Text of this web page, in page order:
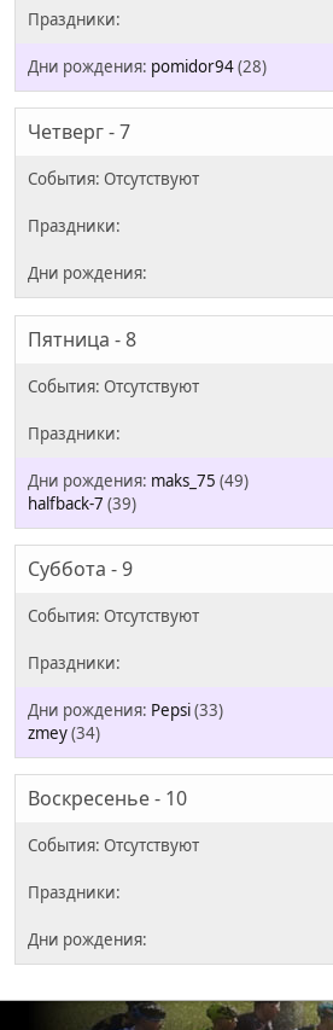
pomidor94(28)
Четверг - 7
Пятница - 8
maks_75 (49)
halfback-7 (39)
Суббота - 9
Pepsi(33)
zmey(34)
Воскресенье - 10